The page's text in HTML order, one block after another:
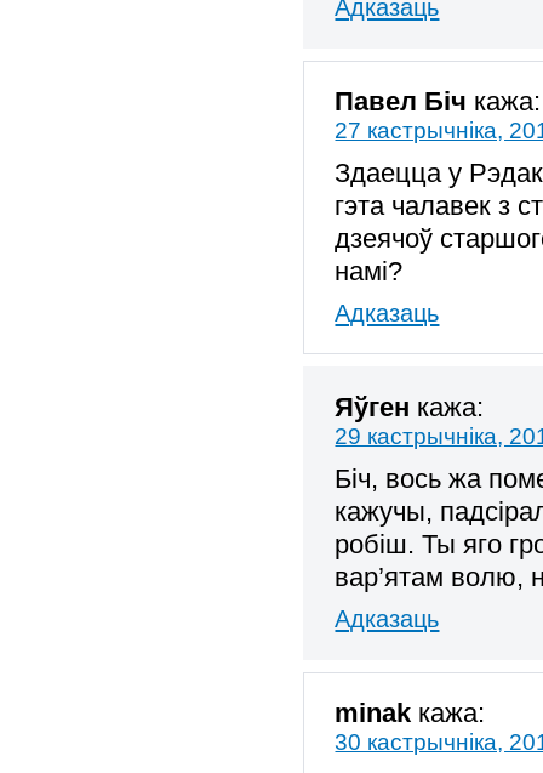
Адказаць
Павел Біч кажа:
27 кастрычніка,
Здаецца у
гэта чалавек з
дзеячоў
намі?
Адказаць
Яўген кажа:
29 кастрычніка,
Біч, вось жа
кажучы,
робіш. Ты яго
вар’ятам волю,
Адказаць
minak кажа:
30 кастрычніка,